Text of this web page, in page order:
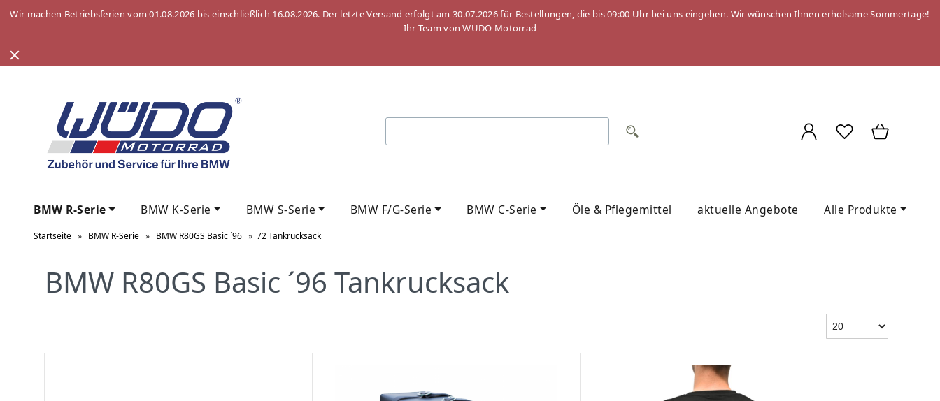
Wir machen Betriebsferien vom 01.08.2026 bis einschließlich 16.08.2026. Der letzte Versand erfolgt am 30.07.2026 für Bestellungen, die bis 09:00 Uhr bei uns eingehen. Wir wünschen Ihnen erholsame Sommertage!
Ihr Team von WÜDO Motorrad
BMW R-Serie BMW K-Serie BMW S-Serie BMW F/G-Serie BMW C-Serie Öle & Pflegemittel aktuelle Angebote Alle Produkte
Startseite » BMW R-Serie » BMW R80GS Basic ´96 » 72 Tankrucksack
BMW R80GS Basic ´96 Tankrucksack